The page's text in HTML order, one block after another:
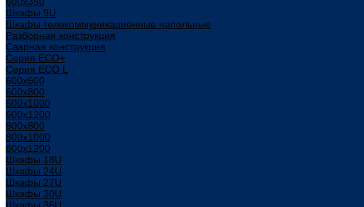
Шкафы 9U
Шкафы телекоммуникационные напольные
Разборная конструкция
Сварная конструкция
Серия ECO+
Серия ECO L
600x600
600x800
600х1000
600х1200
800x800
800х1000
800х1200
Шкафы 18U
Шкафы 24U
Шкафы 27U
Шкафы 30U